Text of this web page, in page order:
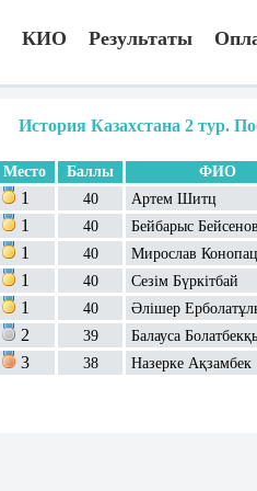
КИО Результаты
История Казахстана 2 тур.
Место Баллы ФИО
1 40 Артем Шитц
1 40 Бейбарыс
1 40 Мирослав
1 40 Сезім Бүркітбай
1 40 Әлішер
2 39 Балауса
3 38 Назерке Ақзамбек